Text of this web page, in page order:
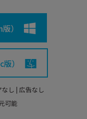
全無料で復元
う
）
）
し | 広告なし
可能